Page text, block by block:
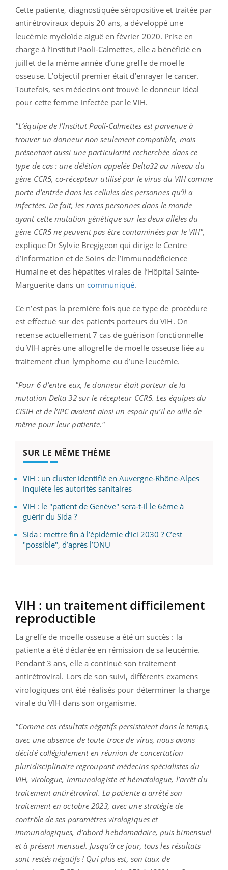
Cette patiente, diagnostiquée séropositive et traitée par
antirétroviraux depuis 20 ans, a développé une
leucémie myéloïde aiguë en février 2020. Prise en
charge à l’Institut Paoli-Calmettes, elle a bénéficié en
juillet de la même année d’une greffe de moelle
osseuse. L’objectif premier était d’enrayer le cancer.
Toutefois, ses médecins ont trouvé le donneur idéal
pour cette femme infectée par le VIH.
"L’équipe de l’Institut Paoli-Calmettes est parvenue à
trouver un donneur non seulement compatible, mais
présentant aussi une particularité recherchée dans ce
type de cas : une délétion appelée Delta32 au niveau du
gène CCR5, co-récepteur utilisé par le virus du VIH comme
porte d’entrée dans les cellules des personnes qu’il a
infectées. De fait, les rares personnes dans le monde
ayant cette mutation génétique sur les deux allèles du
gène CCR5 ne peuvent pas être contaminées par le VIH",
explique Dr Sylvie Bregigeon qui dirige le Centre
d’Information et de Soins de l’Immunodéficience
Humaine et des hépatites virales de l’Hôpital Sainte-
Marguerite dans un communiqué.
Ce n’est pas la première fois que ce type de procédure
est effectué sur des patients porteurs du VIH. On
recense actuellement 7 cas de guérison fonctionnelle
du VIH après une allogreffe de moelle osseuse liée au
traitement d’un lymphome ou d’une leucémie. ​​
"Pour 6 d’entre eux, le donneur était porteur de la
mutation Delta 32 sur le récepteur CCR5. Les équipes du
CISIH et de l’IPC avaient ainsi un espoir qu’il en aille de
même pour leur patiente."
SUR LE MÊME THÈME
VIH : un cluster identifié en Auvergne-Rhône-Alpes
inquiète les autorités sanitaires
VIH : le "patient de Genève" sera-t-il le 6ème à
guérir du Sida ?
Sida : mettre fin à l’épidémie d’ici 2030 ? C’est
"possible", d’après l’ONU
VIH : un traitement difficilement
reproductible
La greffe de moelle osseuse a été un succès : la
patiente a été déclarée en rémission de sa leucémie.
Pendant 3 ans, elle a continué son traitement
antirétroviral. Lors de son suivi, différents examens
virologiques ont été réalisés pour déterminer la charge
virale du VIH dans son organisme.
"Comme ces résultats négatifs persistaient dans le temps,
avec une absence de toute trace de virus, nous avons
décidé collégialement en réunion de concertation
pluridisciplinaire regroupant médecins spécialistes du
VIH, virologue, immunologiste et hématologue, l’arrêt du
traitement antirétroviral. La patiente a arrêté son
traitement en octobre 2023, avec une stratégie de
contrôle de ses paramètres virologiques et
immunologiques, d’abord hebdomadaire, puis bimensuel
et à présent mensuel. Jusqu’à ce jour, tous les résultats
sont restés négatifs ! Qui plus est, son taux de